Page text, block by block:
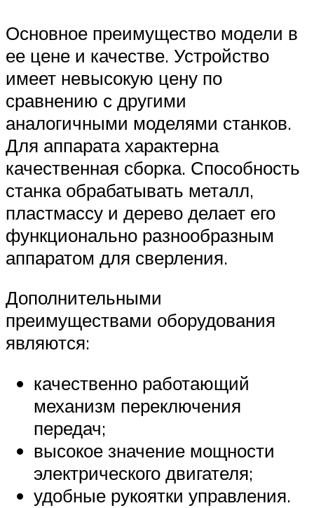
Основное преимущество модели в
ее цене и качестве. Устройство
имеет невысокую цену по
сравнению с другими
аналогичными моделями станков.
Для аппарата характерна
качественная сборка. Способность
станка обрабатывать металл,
пластмассу и дерево делает его
функционально разнообразным
аппаратом для сверления.
Дополнительными
преимуществами оборудования
являются:
качественно работающий
механизм переключения
передач;
высокое значение мощности
электрического двигателя;
удобные рукоятки управления.